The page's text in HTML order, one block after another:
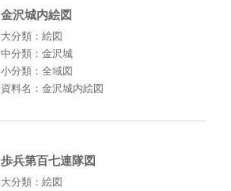
金沢城内絵図
大分類：絵図
中分類：金沢城
小分類：全域図
資料名：金沢城内絵図
歩兵第百七連隊図
大分類：絵図